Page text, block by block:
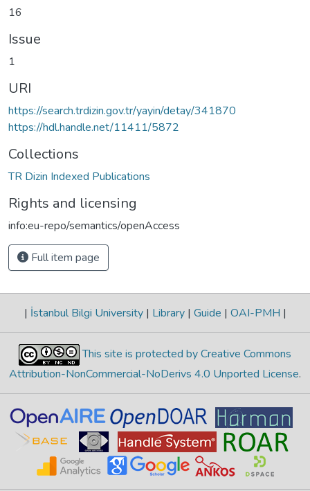
16
Issue
1
URI
https://search.trdizin.gov.tr/yayin/detay/341870
https://hdl.handle.net/11411/5872
Collections
TR Dizin Indexed Publications
Rights and licensing
info:eu-repo/semantics/openAccess
Full item page
| İstanbul Bilgi University | Library | Guide | OAI-PMH |
This site is protected by Creative Commons
Attribution-NonCommercial-NoDerivs 4.0 Unported License.